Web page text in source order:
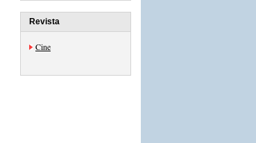
Revista
Cine